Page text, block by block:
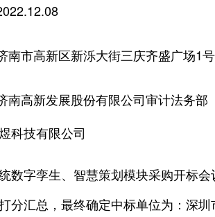
南市高新区新泺大街三庆齐盛广场1
南高新发展股份有限公司审计法务部
科技有限公司
数字孪生、智慧策划模块采购开标会
分汇总，最终确定中标单位为：深